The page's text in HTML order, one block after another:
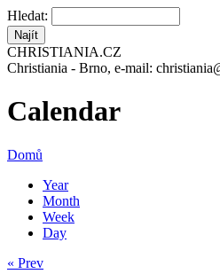
Hledat:
CHRISTIANIA.CZ
Christiania - Brno, e-mail:
Calendar
Domů
Year
Month
Week
Day
« Prev